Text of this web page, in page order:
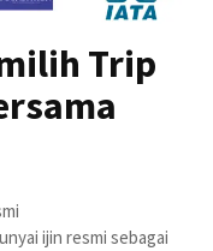
Trip
ijin resmi sebagai